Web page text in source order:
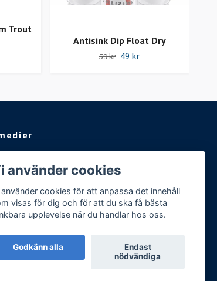
Trout
Antisink Dip Float Dry
59 kr 49 kr
använder cookies
cookies för att anpassa det innehåll
visas för dig och för att du ska få bästa
upplevelse när du handlar hos oss.
Godkänn alla
Endast
nödvändiga